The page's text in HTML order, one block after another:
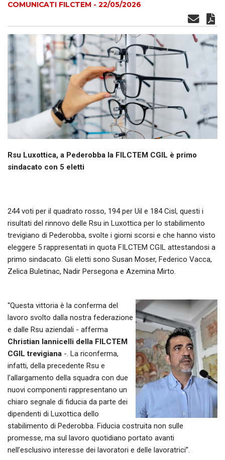
COMUNICATI FILCTEM - 22/05/2026
Rsu Luxottica, a Pederobba la FILCTEM CGIL è primo
sindacato con 5 eletti
244 voti per il quadrato rosso, 194 per Uil e 184 Cisl, questi i
risultati del rinnovo delle Rsu in Luxottica per lo stabilimento
trevigiano di Pederobba, svolte i giorni scorsi e che hanno visto
eleggere 5 rappresentati in quota FILCTEM CGIL attestandosi a
primo sindacato. Gli eletti sono Susan Moser, Federico Vacca,
Zelica Buletinac, Nadir Persegona e Azemina Mirto.
“Questa vittoria è la conferma del
lavoro svolto dalla nostra federazione
e dalle Rsu aziendali - afferma
Christian Iannicelli della FILCTEM
CGIL trevigiana -. La riconferma,
infatti, della precedente Rsu e
l’allargamento della squadra con due
nuovi componenti rappresentano un
chiaro segnale di fiducia da parte dei
dipendenti di Luxottica dello
stabilimento di Pederobba. Fiducia costruita non sulle
promesse, ma sul lavoro quotidiano portato avanti
nell’esclusivo interesse dei lavoratori e delle lavoratrici”.